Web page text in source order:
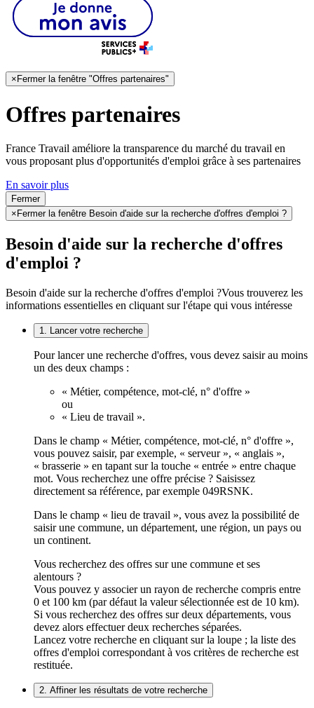
× Fermer la fenêtre "Offres partenaires"
Offres partenaires
France Travail améliore la transparence du marché du travail en
vous proposant plus d'opportunités d'emploi grâce à ses partenaires
En savoir plus
Fermer
× Fermer la fenêtre Besoin d'aide sur la recherche d'offres d'emploi ?
Besoin d'aide sur la recherche d'offres
d'emploi ?
Besoin d'aide sur la recherche d'offres d'emploi ?Vous trouverez les
informations essentielles en cliquant sur l'étape qui vous intéresse
1. Lancer votre recherche
Pour lancer une recherche d'offres, vous devez saisir au moins
un des deux champs :
« Métier, compétence, mot-clé, n° d'offre »
ou
« Lieu de travail ».
Dans le champ « Métier, compétence, mot-clé, n° d'offre »,
vous pouvez saisir, par exemple, « serveur », « anglais »,
« brasserie » en tapant sur la touche « entrée » entre chaque
mot. Vous recherchez une offre précise ? Saisissez
directement sa référence, par exemple 049RSNK.
Dans le champ « lieu de travail », vous avez la possibilité de
saisir une commune, un département, une région, un pays ou
un continent.
Vous recherchez des offres sur une commune et ses
alentours ?
Vous pouvez y associer un rayon de recherche compris entre
0 et 100 km (par défaut la valeur sélectionnée est de 10 km).
Si vous recherchez des offres sur deux départements, vous
devez alors effectuer deux recherches séparées.
Lancez votre recherche en cliquant sur la loupe ; la liste des
offres d'emploi correspondant à vos critères de recherche est
restituée.
2. Affiner les résultats de votre recherche